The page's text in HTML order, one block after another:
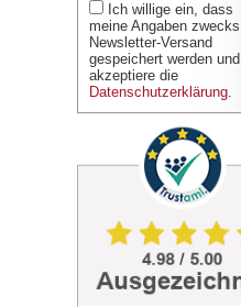
Ich willige ein, dass
meine Angaben zwecks
Newsletter-Versand
gespeichert werden und
akzeptiere die
Datenschutzerklärung.